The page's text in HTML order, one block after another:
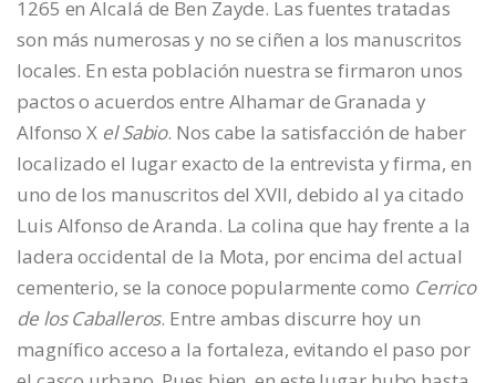
1265 en Alcalá de Ben Zayde. Las fuentes tratadas
son más numerosas y no se ciñen a los manuscritos
locales. En esta población nuestra se firmaron unos
pactos o acuerdos entre Alhamar de Granada y
Alfonso X el Sabio. Nos cabe la satisfacción de haber
localizado el lugar exacto de la entrevista y firma, en
uno de los manuscritos del XVII, debido al ya citado
Luis Alfonso de Aranda. La colina que hay frente a la
ladera occidental de la Mota, por encima del actual
cementerio, se la conoce popularmente como Cerrico
de los Caballeros. Entre ambas discurre hoy un
magnífico acceso a la fortaleza, evitando el paso por